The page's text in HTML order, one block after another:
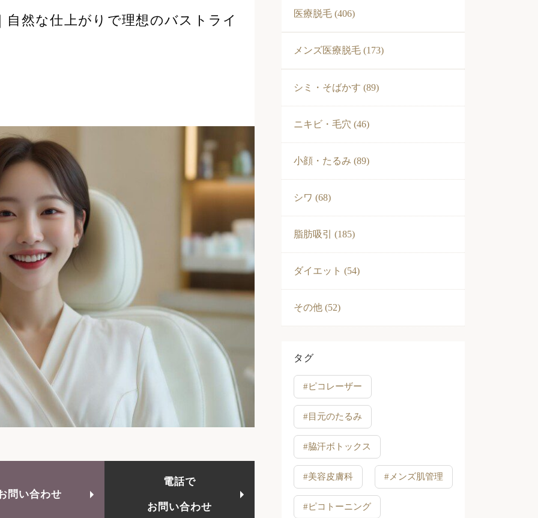
然な仕上がりで理想のバストライ
問い合わせ
電話で
お問い合わせ
医療脱毛 (406)
メンズ医療脱毛 (173)
シミ・そばかす (89)
ニキビ・毛穴 (46)
小顔・たるみ (89)
シワ (68)
脂肪吸引 (185)
ダイエット (54)
その他 (52)
タグ
#ピコレーザー
#目元のたるみ
#脇汗ボトックス
#美容皮膚科 #メンズ肌管理
#ピコトーニング